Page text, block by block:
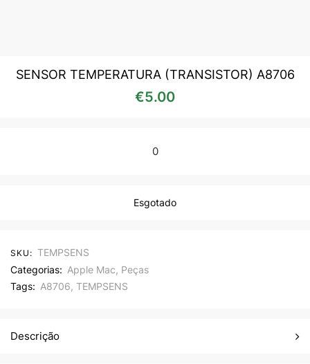
SENSOR TEMPERATURA (TRANSISTOR) A8706
€5.00
0
Esgotado
SKU: TEMPSENS
Categorias: Apple Mac, Peças
Tags: A8706, TEMPSENS
Descrição